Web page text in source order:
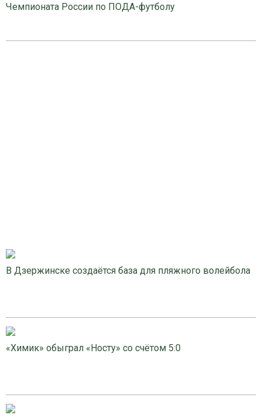
Чемпионата России по ПОДА-футболу
В Дзержинске создаётся база для пляжного волейбола
«Химик» обыграл «Носту» со счётом 5:0